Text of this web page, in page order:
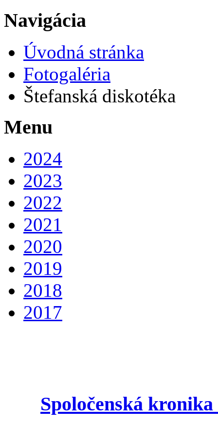
Navigácia
Úvodná stránka
Fotogaléria
Štefanská diskotéka
Menu
2024
2023
2022
2021
2020
2019
2018
2017
Spoločenská